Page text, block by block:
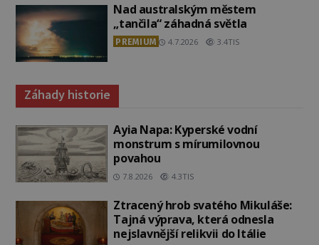
Nad australským městem
„tančila“ záhadná světla
PREMIUM 4.7.2026 3.4TIS
Záhady historie
Ayia Napa: Kyperské vodní
monstrum s mírumilovnou
povahou
7.8.2026 4.3TIS
Ztracený hrob svatého Mikuláše:
Tajná výprava, která odnesla
nejslavnější relikvii do Itálie